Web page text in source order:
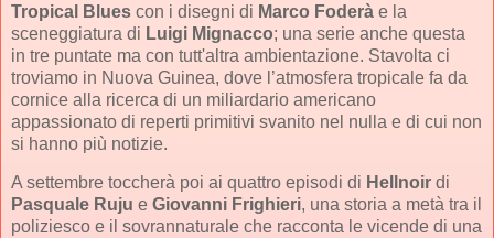
Tropical Blues con i disegni di Marco Foderà e la
sceneggiatura di Luigi Mignacco; una serie anche questa
in tre puntate ma con tutt'altra ambientazione. Stavolta ci
troviamo in Nuova Guinea, dove l’atmosfera tropicale fa da
cornice alla ricerca di un miliardario americano
appassionato di reperti primitivi svanito nel nulla e di cui non
si hanno più notizie.
A settembre toccherà poi ai quattro episodi di Hellnoir di
Pasquale Ruju e Giovanni Frighieri, una storia a metà tra il
poliziesco e il sovrannaturale che racconta le vicende di una